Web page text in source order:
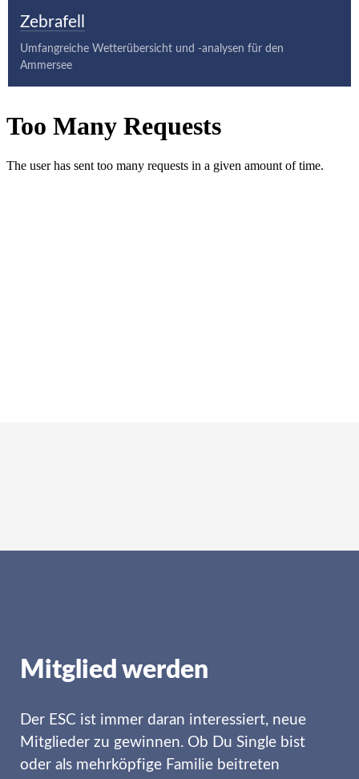
Zebrafell
Umfangreiche Wetterübersicht und -analysen für den
Ammersee
Mitglied werden
Der ESC ist immer daran interessiert, neue
Mitglieder zu gewinnen. Ob Du Single bist
oder als mehrköpfige Familie beitreten